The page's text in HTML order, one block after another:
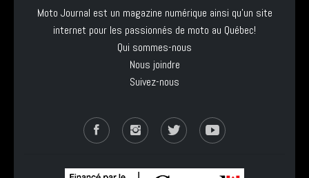
Moto Journal est un magazine numérique ainsi qu'un site
internet pour les passionnés de moto au Québec!
Qui sommes-nous
Nous joindre
Suivez-nous